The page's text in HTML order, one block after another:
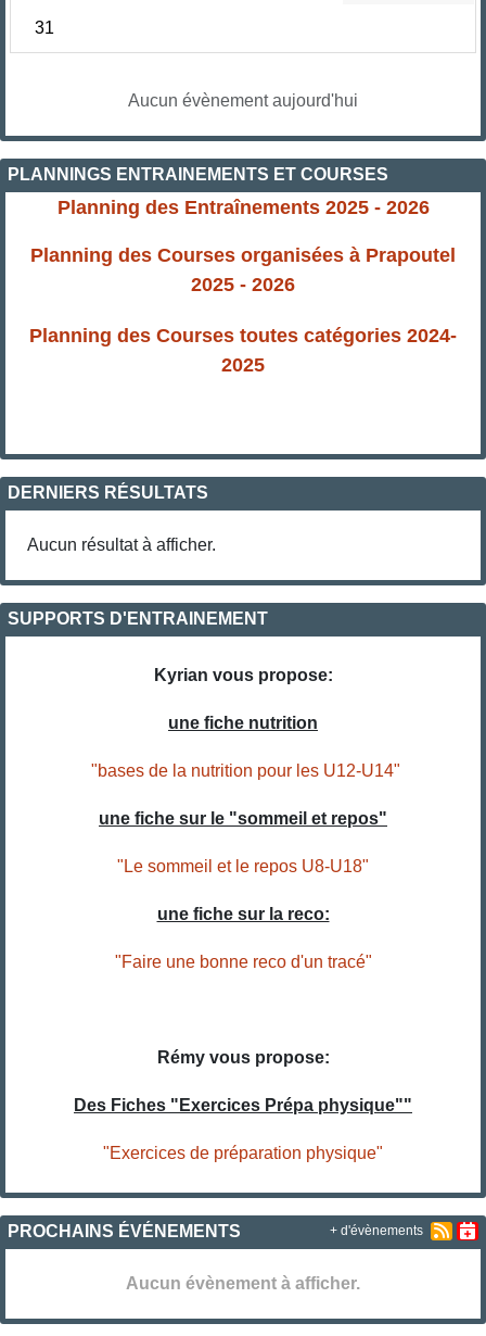
31
Aucun évènement aujourd'hui
PLANNINGS ENTRAINEMENTS ET COURSES
Planning des Entraînements 2025 - 2026
Planning des Courses organisées à Prapoutel
2025 - 2026
Planning des Courses toutes catégories 2024-
2025
DERNIERS RÉSULTATS
Aucun résultat à afficher.
SUPPORTS D'ENTRAINEMENT
Kyrian vous propose:
une fiche nutrition
"bases de la nutrition pour les U12-U14"
une fiche sur le "sommeil et repos"
"Le sommeil et le repos U8-U18"
une fiche sur la reco:
"Faire une bonne reco d'un tracé"
Rémy vous propose:
Des Fiches "Exercices Prépa physique""
"Exercices de préparation physique"
PROCHAINS ÉVÉNEMENTS
Aucun évènement à afficher.
+ d'évènements